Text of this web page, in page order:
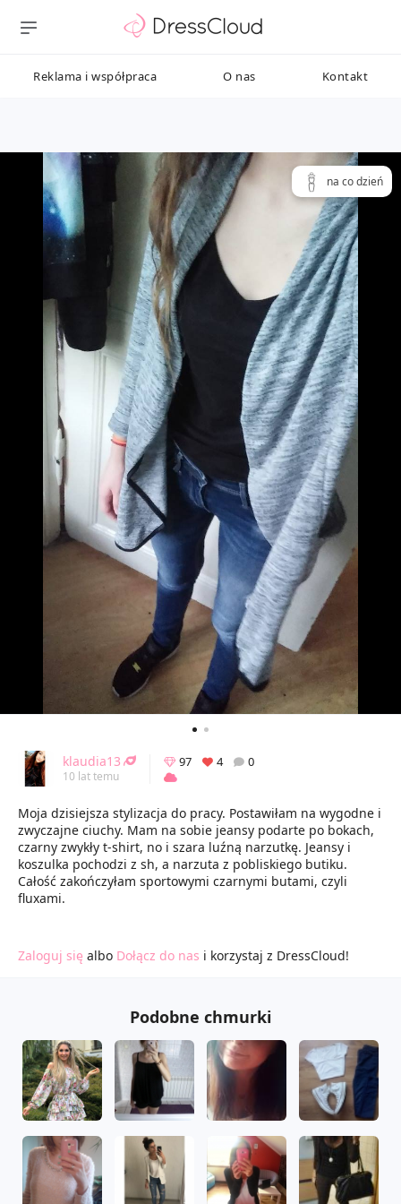
Reklama i współpraca O nas Kontakt
na co dzień
klaudia13
10 lat temu
97 4 0
Moja dzisiejsza stylizacja do pracy. Postawiłam na wygodne i
zwyczajne ciuchy. Mam na sobie jeansy podarte po bokach,
czarny zwykły t-shirt, no i szara luźną narzutkę. Jeansy i
koszulka pochodzi z sh, a narzuta z pobliskiego butiku.
Całość zakończyłam sportowymi czarnymi butami, czyli
fluxami.
Zaloguj się albo Dołącz do nas i korzystaj z DressCloud!
Podobne chmurki